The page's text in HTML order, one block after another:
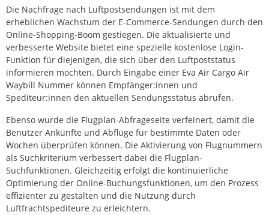
Die Nachfrage nach Luftpostsendungen ist mit dem
erheblichen Wachstum der E-Commerce-Sendungen durch den
Online-Shopping-Boom gestiegen. Die aktualisierte und
verbesserte Website bietet eine spezielle kostenlose Login-
Funktion für diejenigen, die sich über den Luftpoststatus
informieren möchten. Durch Eingabe einer Eva Air Cargo Air
Waybill Nummer können Empfänger:innen und
Spediteur:innen den aktuellen Sendungsstatus abrufen.
Ebenso wurde die Flugplan-Abfrageseite verfeinert, damit die
Benutzer Ankünfte und Abflüge für bestimmte Daten oder
Wochen überprüfen können. Die Aktivierung von Flugnummern
als Suchkriterium verbessert dabei die Flugplan-
Suchfunktionen. Gleichzeitig erfolgt die kontinuierliche
Optimierung der Online-Buchungsfunktionen, um den Prozess
effizienter zu gestalten und die Nutzung durch
Luftfrachtspediteure zu erleichtern.